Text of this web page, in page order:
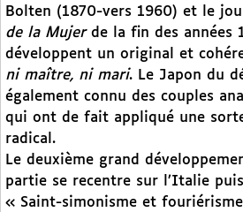
Bolten (1870-vers 1960) et le
de la Mujerde la fin des années
développent un original et
ni maître, ni mari. Le Japon du
également connu des couples
qui ont de fait appliqué une
radical.
Le deuxième grand
partie se recentre sur l’Italie
« Saint-simonisme et